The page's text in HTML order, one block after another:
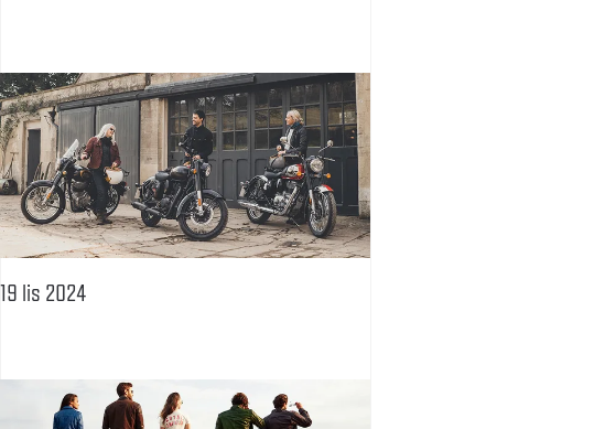
19 lis 2024